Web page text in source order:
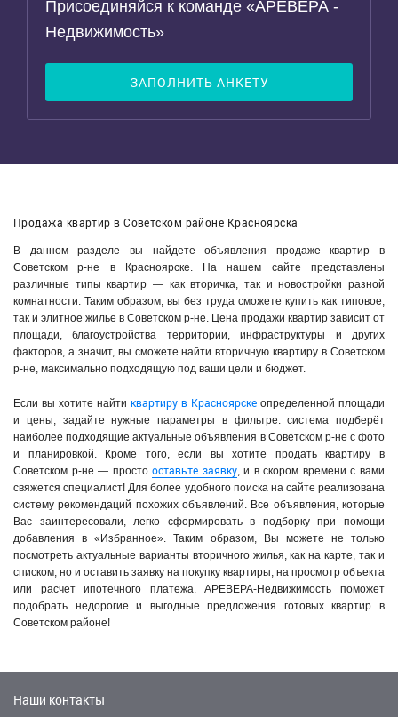
Присоединяйся к команде «АРЕВЕРА -
Недвижимость»
ЗАПОЛНИТЬ АНКЕТУ
Продажа квартир в Советском районе Красноярска
В данном разделе вы найдете объявления продаже квартир в
Советском р-не в Красноярске. На нашем сайте представлены
различные типы квартир — как вторичка, так и новостройки разной
комнатности. Таким образом, вы без труда сможете купить как типовое,
так и элитное жилье в Советском р-не. Цена продажи квартир зависит от
площади, благоустройства территории, инфраструктуры и других
факторов, а значит, вы сможете найти вторичную квартиру в Советском
р-не, максимально подходящую под ваши цели и бюджет.
Если вы хотите найти квартиру в Красноярске определенной площади
и цены, задайте нужные параметры в фильтре: система подберёт
наиболее подходящие актуальные объявления в Советском р-не с фото
и планировкой. Кроме того, если вы хотите продать квартиру в
Советском р-не — простооставьте заявку, и в скором времени с вами
свяжется специалист! Для более удобного поиска на сайте реализована
систему рекомендаций похожих объявлений. Все объявления, которые
Вас заинтересовали, легко сформировать в подборку при помощи
добавления в «Избранное». Таким образом, Вы можете не только
посмотреть актуальные варианты вторичного жилья, как на карте, так и
списком, но и оставить заявку на покупку квартиры, на просмотр объекта
или расчет ипотечного платежа. АРЕВЕРА-Недвижимость поможет
подобрать недорогие и выгодные предложения готовых квартир в
Советском районе!
Наши контакты